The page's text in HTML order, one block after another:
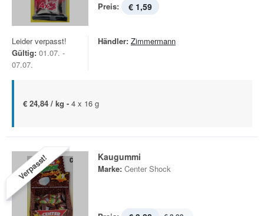
Preis: € 1,59
Leider verpasst!
Gültig: 01.07. -
07.07.
Händler: Zimmermann
€ 24,84 / kg - 4 x 16 g
Verpasst! Kaugummi
Marke: Center Shock